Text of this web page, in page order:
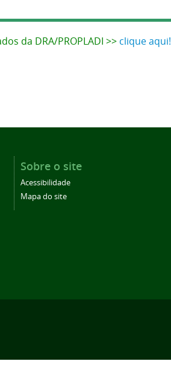
da DRA/PROPLADI >> clique aqui!
Sobre o site
Acessibilidade
Mapa do site